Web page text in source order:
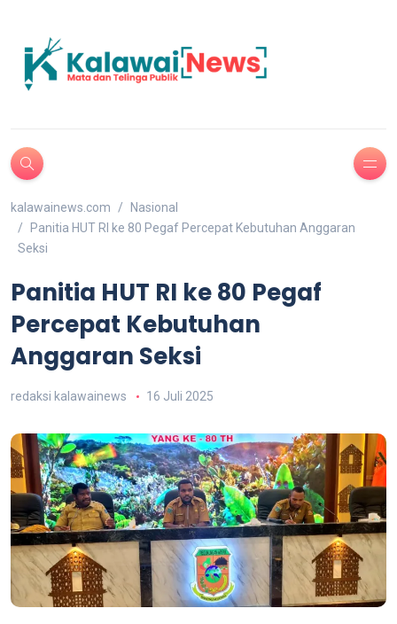
kalawainews.com
Nasional
Panitia HUT RI ke 80 Pegaf Percepat Kebutuhan Anggaran
Seksi
Panitia HUT RI ke 80 Pegaf
Percepat Kebutuhan
Anggaran Seksi
redaksi kalawainews 16 Juli 2025